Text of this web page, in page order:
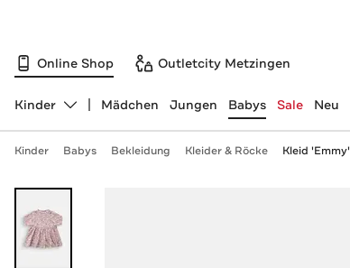
Online Shop Outletcity Metzingen
Abteilung ändern, ausgewählt:
Kinder Mädchen Jungen Babys Sale Neu
Kinder Babys Bekleidung Kleider & Röcke Kleid